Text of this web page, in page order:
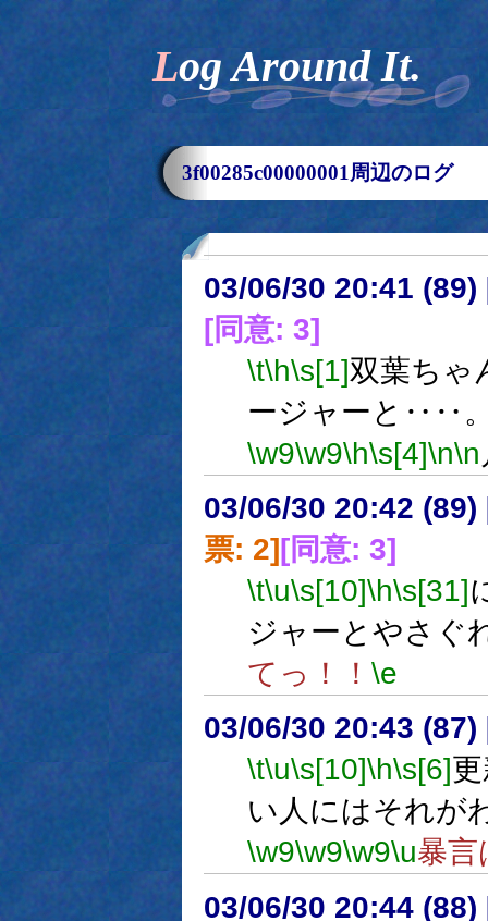
Log Around It.
3f00285c00000001周辺のログ
03/06/30 20:41 (89)
[同意: 3]
\t\h\s[1]双葉ちゃ
ージャーと‥‥
\w9\w9\h\s[4]\n\n
03/06/30 20:42 (89)
票: 2][同意: 3]
\t\u\s[10]\h\s[31]
ジャーとやさぐ
てっ！！ \e
03/06/30 20:43 (87)
\t\u\s[10]\h\s[6]
い人にはそれが
\w9\w9\w9\u暴言
03/06/30 20:44 (88)